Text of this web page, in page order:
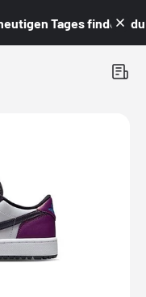
Tages findest du